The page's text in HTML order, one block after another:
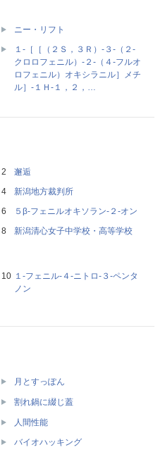
ニー・リフト
１‐［［（２Ｓ，３Ｒ）‐３‐（２‐
クロロフェニル）‐２‐（４‐フルオ
ロフェニル）オキシラニル］メチ
ル］‐１Ｈ‐１，２，…
邂逅
新潟地方裁判所
５β‐フェニルオキソラン‐２‐オン
新潟清心女子中学校・高等学校
１‐フェニル‐４‐ニトロ‐３‐ペンタ
ノン
月とすっぽん
割れ鍋に綴じ蓋
人間性能
バイオハッキング